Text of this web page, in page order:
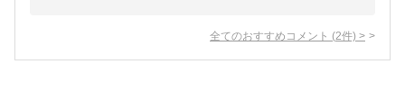
全てのおすすめコメント (2件) >